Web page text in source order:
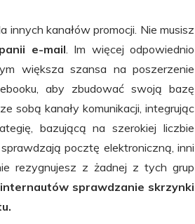
kanałów promocji. Nie musisz
e-mail . Im więcej odpowiednio
większa szansa na poszerzenie
aby zbudować swoją bazę
sobą kanały komunikacji, integrując
bazującą na szerokiej liczbie
pocztę elektroniczną, inni
rezygnujesz z żadnej z tych grup
sprawdzanie skrzynki